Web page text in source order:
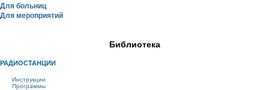
Для больниц
Для мероприятий
Библиотека
РАДИОСТАНЦИИ
Инструкции
Программы